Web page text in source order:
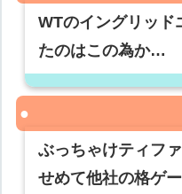
WTのイングリッド
たのはこの為か…
ぶっちゃけティフ
せめて他社の格ゲ